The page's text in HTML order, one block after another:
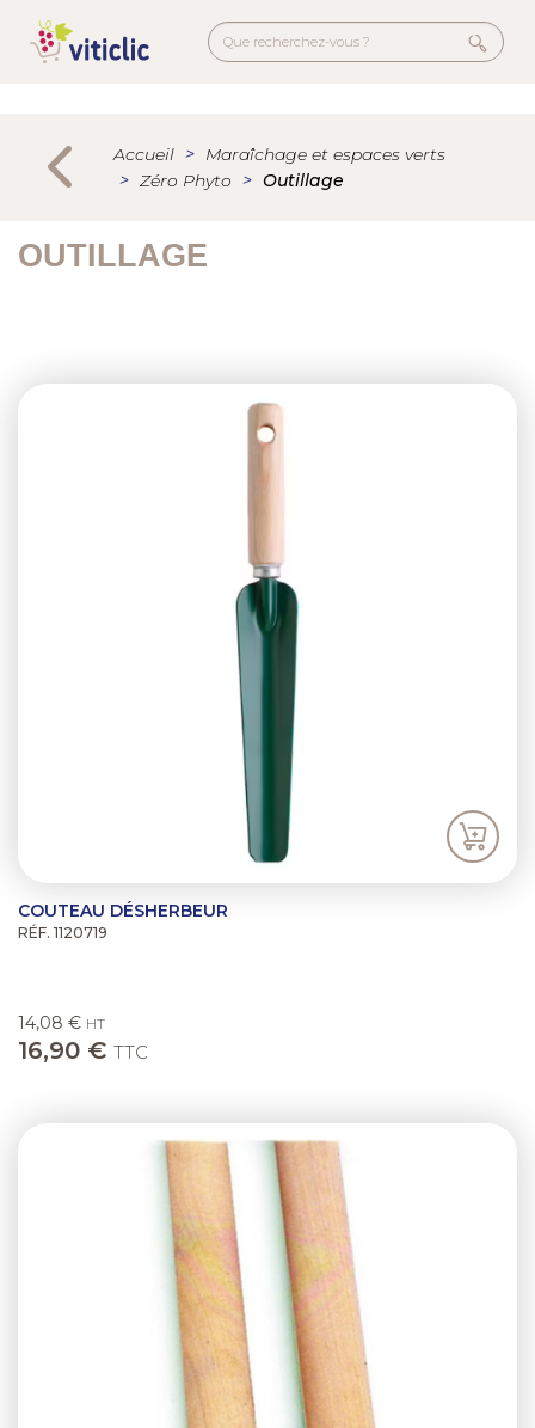
contenu
Accueil
Maraîchage et espaces verts
Zéro Phyto
Outillage
OUTILLAGE
COUTEAU DÉSHERBEUR
RÉF. 1120719
14,08 € HT
16,90 € TTC